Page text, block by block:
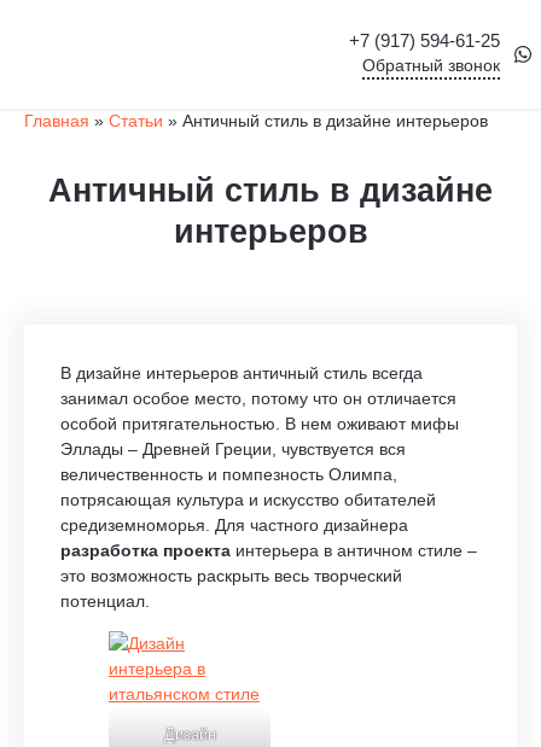
+7 (917) 594-61-25
Обратный звонок
Главная » Статьи » Античный стиль в дизайне интерьеров
Античный стиль в дизайне
интерьеров
В дизайне интерьеров античный стиль всегда
занимал особое место, потому что он отличается
особой притягательностью. В нем оживают мифы
Эллады – Древней Греции, чувствуется вся
величественность и помпезность Олимпа,
потрясающая культура и искусство обитателей
средиземноморья. Для частного дизайнера
разработка проекта интерьера в античном стиле –
это возможность раскрыть весь творческий
потенциал.
Дизайн